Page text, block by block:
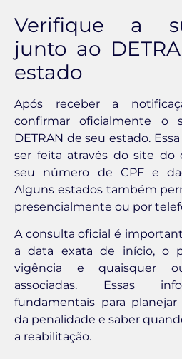
Verifique a
junto ao
estado
Após receber a
confirmar oficialmente o
DETRAN de seu estado.
ser feita através do site do
seu número de CPF e
Alguns estados também
presencialmente ou por
A consulta oficial é
a data exata de início, o
vigência e quaisquer
associadas. Essas
fundamentais para
da penalidade e saber
a reabilitação.